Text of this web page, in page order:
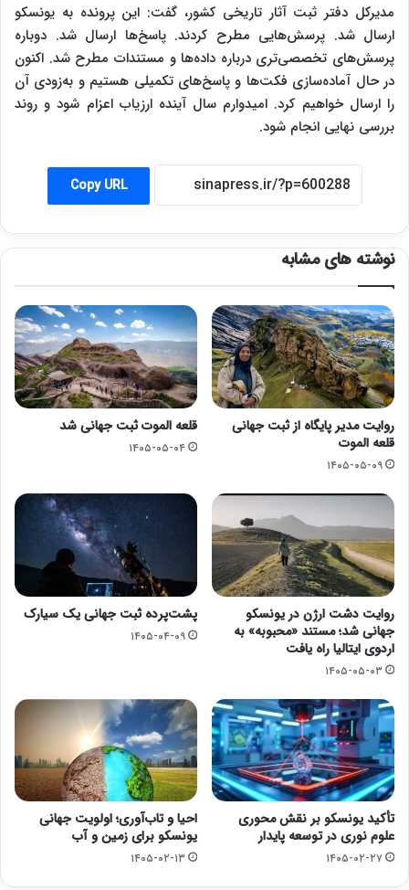
مدیرکل دفتر ثبت آثار تاریخی کشور، گفت: این پرونده به یونسکو
ارسال شد. پرسش‌هایی مطرح کردند. پاسخ‌ها ارسال شد. دوباره
پرسش‌های تخصصی‌تری درباره داده‌ها و مستندات مطرح شد. اکنون
در حال آماده‌سازی فکت‌ها و پاسخ‌های تکمیلی هستیم و به‌زودی آن
را ارسال خواهیم کرد. امیدوارم سال آینده ارزیاب اعزام شود و روند
بررسی نهایی انجام شود.
Copy URL
نوشته های مشابه
روایت مدیر پایگاه از ثبت جهانی
قلعه الموت
۱۴۰۵-۰۵-۰۹
قلعه الموت ثبت جهانی شد
۱۴۰۵-۰۵-۰۴
روایت دشت ارژن در یونسکو
جهانی شد؛ مستند «محبوبه» به
اردوی ایتالیا راه یافت
۱۴۰۵-۰۵-۰۳
پشت‌پرده ثبت جهانی یک سیارک
۱۴۰۵-۰۴-۰۹
تأکید یونسکو بر نقش محوری
علوم نوری در توسعه پایدار
۱۴۰۵-۰۲-۲۷
احیا و تاب‌آوری؛ اولویت جهانی
یونسکو برای زمین و آب
۱۴۰۵-۰۲-۱۳